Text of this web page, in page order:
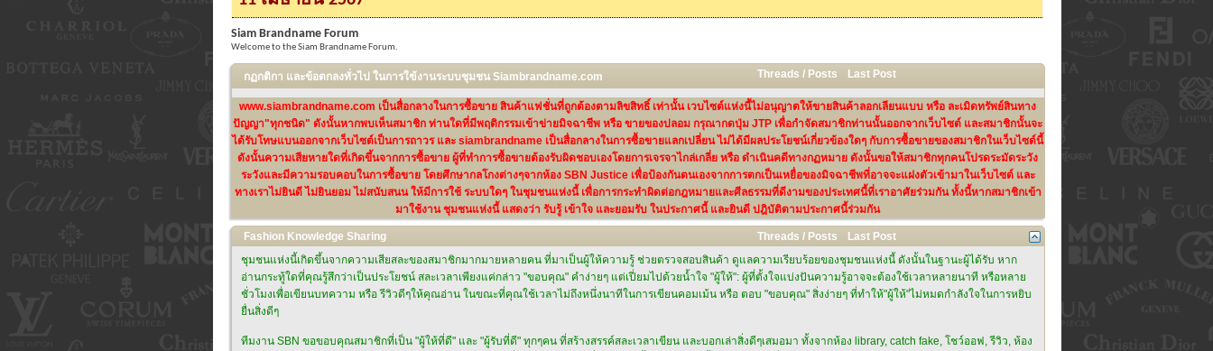
Siam Brandname Forum
Welcome to the Siam Brandname Forum.
กฏกติกา และข้อตกลงทั่วไป ในการใฃ้งานระบบชุมชน Siambrandname.com Threads / Posts Last Post
www.siambrandname.com เป็นสื่อกลางในการซื้อขาย สินค้าแฟชั่นที่ถูกต้องตามลิขสิทธิ์ เท่านั้น เวบไซต์แห่งนี้ไม่อนุญาตให้ขายสินค้าลอกเลียนแบบ หรือ ละเมิดทรัพย์สินทาง
ปัญญา"ทุกชนิด" ดังนั้นหากพบเห็นสมาชิก ท่านใดที่มีพฤติกรรมเข้าข่ายมิจฉาชีพ หรือ ขายของปลอม กรุณากดปุ่ม JTP เพื่อกำจัดสมาชิกท่านนั้นออกจากเว็บไซต์ และสมาชิกนั้นจะ
ได้รับโทษแบนออกจากเว็บไซต์เป็นการถาวร และ siambrandname เป็นสื่อกลางในการซื้อขายแลกเปลี่ยน ไม่ได้มีผลประโยชน์เกี่ยวข้องใดๆ กับการซื้อขายของสมาชิกในเว็บไซด์นี้
ดังนั้นความเสียหายใดที่เกิดขึ้นจากการซื้อขาย ผู้ที่ทำการซื้อขายต้องรับผิดชอบเองโดยการเจรจาไกล่เกลี่ย หรือ ดำเนินคดีทางกฏหมาย ดังนั้นขอให้สมาชิกทุกคนโปรดระมัดระวัง
ระวังและมีความรอบคอบในการซื้อขาย โดยศึกษากลโกงต่างๆจากห้อง SBN Justice เพื่อป้องกันตนเองจากการตกเป็นเหยื่อของมิจฉาชีพที่อาจจะแฝงตัวเข้ามาในเว็บไซต์ และ
ทางเราไม่ยินดี ไม่ยินยอม ไม่สนับสนน ให้มีการใช้ ระบบใดๆ ในชุมชนแห่งนี้ เพื่อการกระทำผิดต่อกฎหมายและศีลธรรมที่ดีงามของประเทศนี้ที่เราอาศัยร่วมกัน ทั้งนี้หากสมาชิกเข้า
มาใช้งาน ชุมชนแห่งนี้ แสดงว่า รับรู้ เข้าใจ และยอมรับ ในประกาศนี้ และยินดี ปฎิบัติตามประกาศนี้ร่วมกัน
Fashion Knowledge Sharing Threads / Posts
Last Post
ชุมชนแห่งนี้เกิดขึ้นจากความเสียสละของสมาชิกมากมายหลายคน ที่มาเป็นผู้ให้ความรู้ ช่วยตรวจสอบสินค้า ดูแลความเรียบร้อยของชุมชนแห่งนี้ ดังนั้นในฐานะผู้ได้รับ หาก
อ่านกระทู้ใดที่คุณรู้สึกว่าเป็นประโยชน์ สละเวลาเพียงแค่กล่าว "ขอบคุณ" คำง่ายๆ แต่เปี่ยมไปด้วยน้ำใจ "ผู้ให้": ผู้ที่ตั้งใจแบ่งปันความรู้อาจจะต้องใช้เวลาหลายนาที หรือหลาย
ชั่วโมงเพื่อเขียนบทความ หรือ รีวิวดีๆให้คุณอ่าน ในขณะที่คุณใช้เวลาไม่ถึงหนึ่งนาทีในการเขียนคอมเม้น หรือ ตอบ "ขอบคุณ" สิ่งง่ายๆ ที่ทำให้"ผู้ให้"ไม่หมดกำลังใจในการหยิบ
ยื่นสิ่งดีๆ
ทีมงาน SBN ขอขอบคุณสมาชิกที่เป็น "ผู้ให้ที่ดี" และ "ผู้รับที่ดี" ทุกๆคน ที่สร้างสรรค์สละเวลาเขียน และบอกเล่าสิ่งดีๆเสมอมา ทั้งจากห้อง library, catch fake, โชว์ออฟ, รีวิว, ห้อง